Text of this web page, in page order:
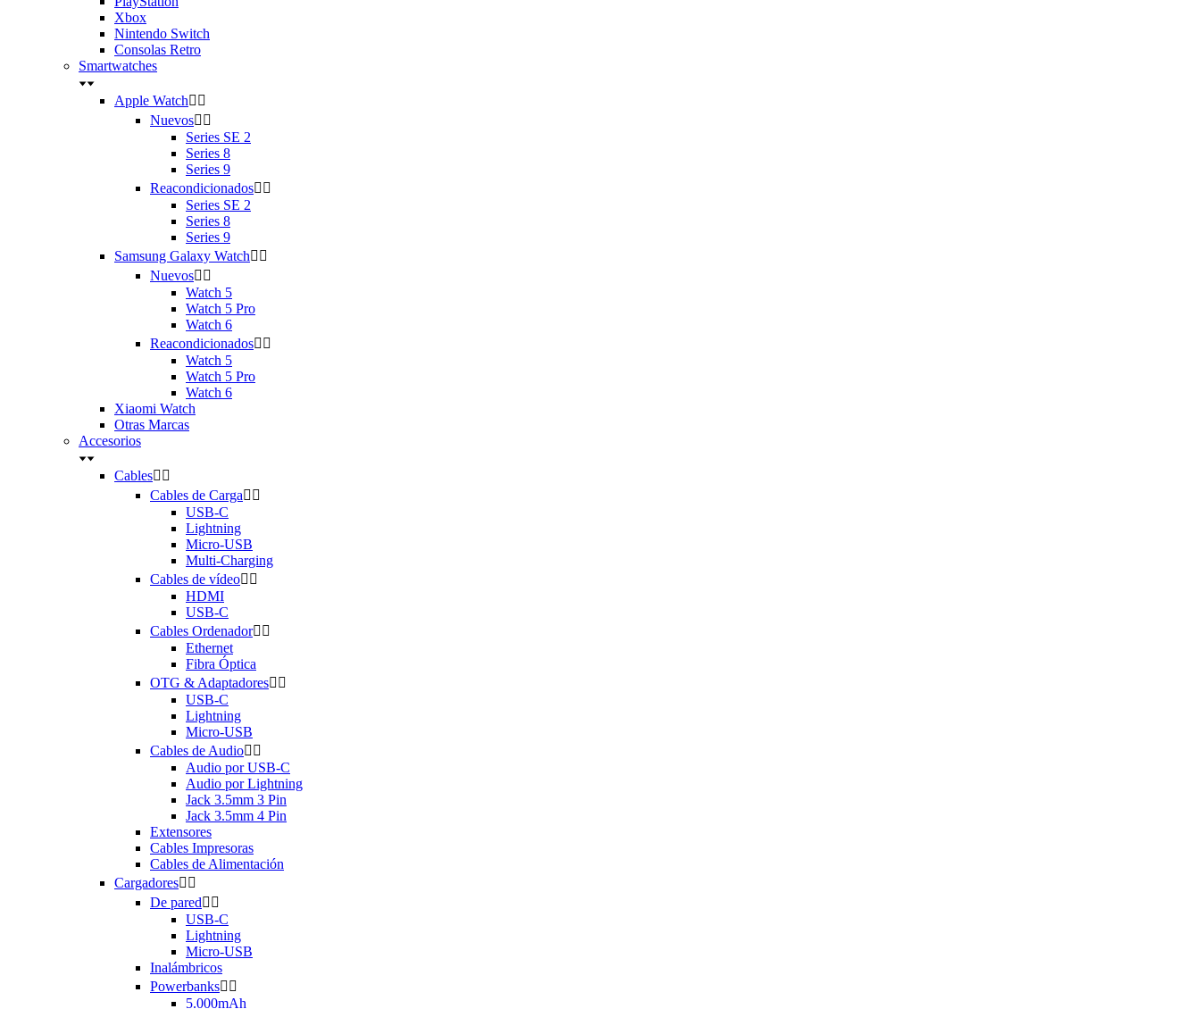
Xbox
Nintendo Switch
Consolas Retro
Smartwatches
Apple Watch 
Nuevos 
Series SE 2
Series 8
Series 9
Reacondicionados 
Series SE 2
Series 8
Series 9
Samsung Galaxy Watch 
Nuevos 
Watch 5
Watch 5 Pro
Watch 6
Reacondicionados 
Watch 5
Watch 5 Pro
Watch 6
Xiaomi Watch
Otras Marcas
Accesorios
Cables 
Cables de Carga 
USB-C
Lightning
Micro-USB
Multi-Charging
Cables de vídeo 
HDMI
USB-C
Cables Ordenador 
Ethernet
Fibra Óptica
OTG & Adaptadores 
USB-C
Lightning
Micro-USB
Cables de Audio 
Audio por USB-C
Audio por Lightning
Jack 3.5mm 3 Pin
Jack 3.5mm 4 Pin
Extensores
Cables Impresoras
Cables de Alimentación
Cargadores 
De pared 
USB-C
Lightning
Micro-USB
Inalámbricos
Powerbanks 
5.000mAh